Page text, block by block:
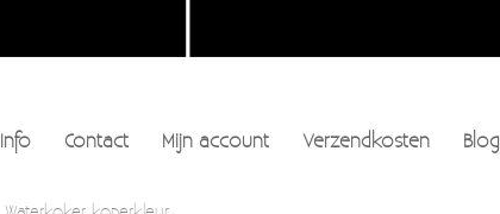
Info Contact Mijn account Verzendkosten Blog